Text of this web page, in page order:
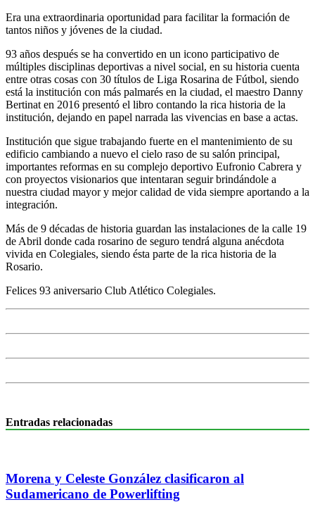
Era una extraordinaria oportunidad para facilitar la formación de
tantos niños y jóvenes de la ciudad.
93 años después se ha convertido en un icono participativo de
múltiples disciplinas deportivas a nivel social, en su historia cuenta
entre otras cosas con 30 títulos de Liga Rosarina de Fútbol, siendo
está la institución con más palmarés en la ciudad, el maestro Danny
Bertinat en 2016 presentó el libro contando la rica historia de la
institución, dejando en papel narrada las vivencias en base a actas.
Institución que sigue trabajando fuerte en el mantenimiento de su
edificio cambiando a nuevo el cielo raso de su salón principal,
importantes reformas en su complejo deportivo Eufronio Cabrera y
con proyectos visionarios que intentaran seguir brindándole a
nuestra ciudad mayor y mejor calidad de vida siempre aportando a la
integración.
Más de 9 décadas de historia guardan las instalaciones de la calle 19
de Abril donde cada rosarino de seguro tendrá alguna anécdota
vivida en Colegiales, siendo ésta parte de la rica historia de la
Rosario.
Felices 93 aniversario Club Atlético Colegiales.
Entradas relacionadas
Morena y Celeste González clasificaron al
Sudamericano de Powerlifting